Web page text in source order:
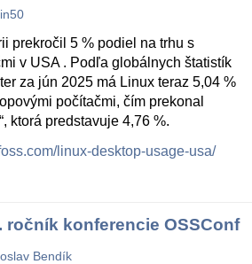
prekročil 5 % podiel na trhu s
v USA . Podľa globálnych štatistík
za jún 2025 má Linux teraz 5,04 %
počítačmi, čím prekonal
ktorá predstavuje 4,76 %.
linux-desktop-usage-usa/
ročník konferencie OSSConf
Bendík